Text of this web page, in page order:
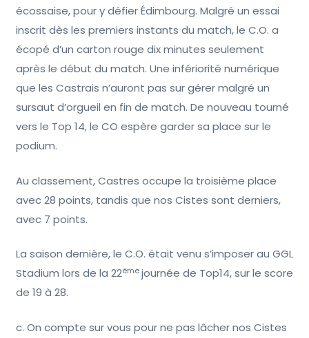
écossaise, pour y défier Édimbourg. Malgré un essai
inscrit dès les premiers instants du match, le C.O. a
écopé d’un carton rouge dix minutes seulement
après le début du match. Une infériorité numérique
que les Castrais n’auront pas sur gérer malgré un
sursaut d’orgueil en fin de match. De nouveau tourné
vers le Top 14, le CO espère garder sa place sur le
podium.
Au classement, Castres occupe la troisième place
avec 28 points, tandis que nos Cistes sont derniers,
avec 7 points.
La saison dernière, le C.O. était venu s’imposer au GGL
Stadium lors de la 22èmejournée de Top14, sur le score
de 19 à 28.
c. On compte sur vous pour ne pas lâcher nos Cistes